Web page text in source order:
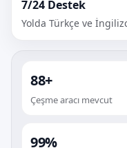
7/24 Destek
Yolda Türkçe ve
88+
Çeşme aracı mevcut
99%